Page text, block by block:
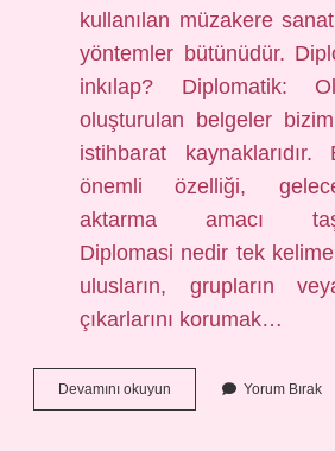
kullanılan müzakere
yöntemler bütünüdür.
inkılap? Diplomatik:
oluşturulan belgeler
istihbarat kaynaklarıdır.
önemli özelliği,
aktarma amacı
Diplomasi nedir tek
ulusların, grupların
çıkarlarını korumak…
Devamını okuyun Diplomasi
Ne
Yorum Bırak